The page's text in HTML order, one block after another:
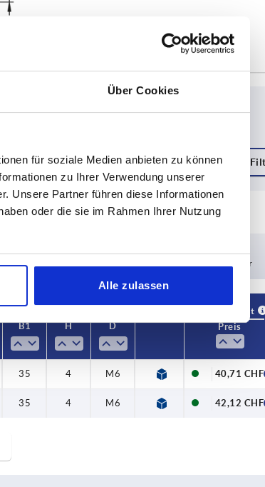
Über Cookies
für soziale Medien anbieten zu können
zu Ihrer Verwendung unserer
Unsere Partner führen diese Informationen
oder die sie im Rahmen Ihrer Nutzung
Alle zulassen
Form-Typ
oval
4-20 Tage
Derzeit nicht auf Lager
B1 H D L
Verfügbarkeit
Preis
35 4 M6 50 40,71 CHF
35 4 M6 50 42,12 CHF